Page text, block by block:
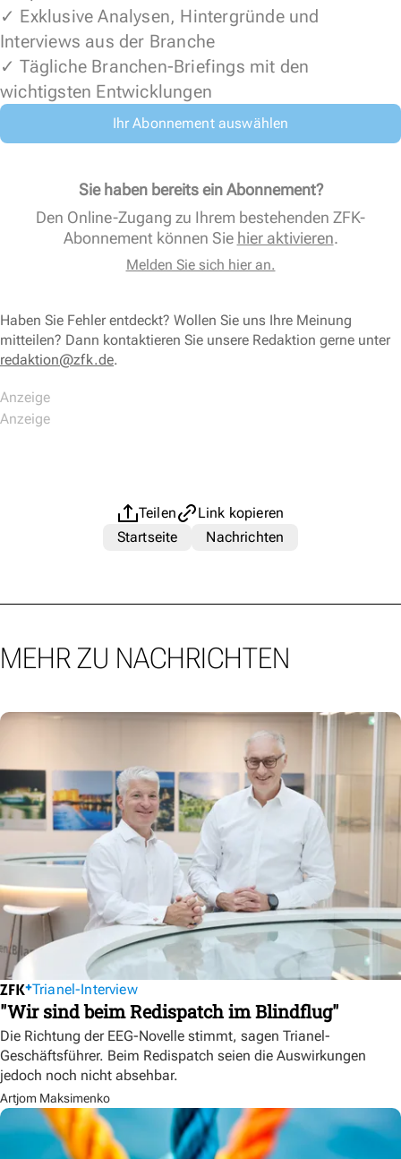
✓ Exklusive Analysen, Hintergründe und
Interviews aus der Branche
✓ Tägliche Branchen-Briefings mit den
wichtigsten Entwicklungen
Ihr Abonnement auswählen
Sie haben bereits ein Abonnement?
Den Online-Zugang zu Ihrem bestehenden ZFK-
Abonnement können Sie hier aktivieren.
Melden Sie sich hier an.
Haben Sie Fehler entdeckt? Wollen Sie uns Ihre Meinung
mitteilen? Dann kontaktieren Sie unsere Redaktion gerne unter
redaktion@zfk.de.
Teilen
Link kopieren
Startseite
Nachrichten
MEHR ZU NACHRICHTEN
Trianel-Interview
"Wir sind beim Redispatch im Blindflug"
Die Richtung der EEG-Novelle stimmt, sagen Trianel-
Geschäftsführer. Beim Redispatch seien die Auswirkungen
jedoch noch nicht absehbar.
Artjom Maksimenko